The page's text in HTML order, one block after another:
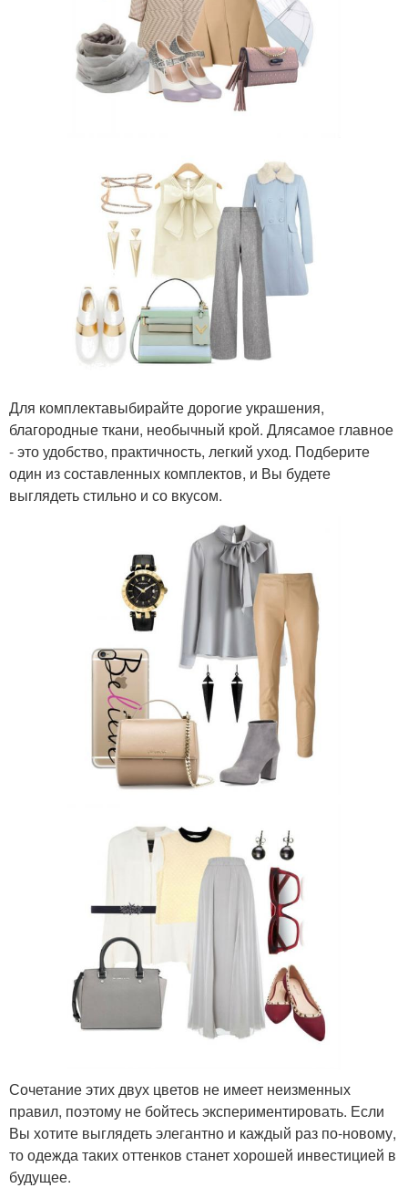
Для комплектавыбирайте дорогие украшения,
благородные ткани, необычный крой. Длясамое главное
- это удобство, практичность, легкий уход. Подберите
один из составленных комплектов, и Вы будете
выглядеть стильно и со вкусом.
Сочетание этих двух цветов не имеет неизменных
правил, поэтому не бойтесь экспериментировать. Если
Вы хотите выглядеть элегантно и каждый раз по-новому,
то одежда таких оттенков станет хорошей инвестицией в
будущее.